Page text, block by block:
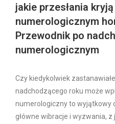
jakie przesłania
numerologicznym
Przewodnik po
numerologicznym
Czy kiedykolwiek
nadchodzącego roku może
numerologiczny to wyjątkowy
główne wibracje i wyzwania,